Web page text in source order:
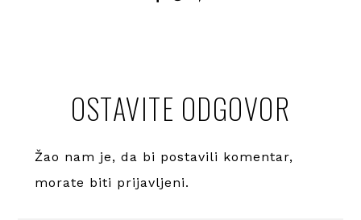
OSTAVITE ODGOVOR
Žao nam je, da bi postavili komentar,
morate biti prijavljeni.